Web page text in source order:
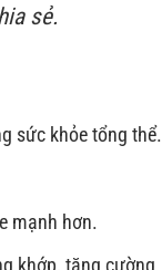
sẻ.
sức khỏe tổng thể.
mạnh hơn.
khớp, tăng cường